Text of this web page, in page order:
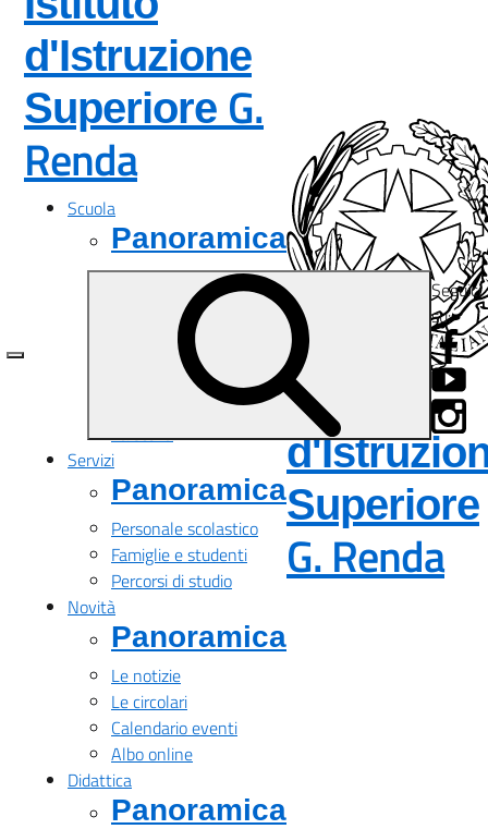
d'Istruzione
Superiore G.
Renda— Visita la
Scuola
Panoramica
Presentazione
Le persone
I numeri della scuola
Le carte della scuola
Organizzazione
La storia
Servizi
Panoramica
Personale scolastico
Famiglie e studenti
Percorsi di studio
Novità
Panoramica
Le notizie
Le circolari
Calendario eventi
Albo online
Didattica
Panoramica
Istituto
Superiore
G. Renda—
Seguici
su: